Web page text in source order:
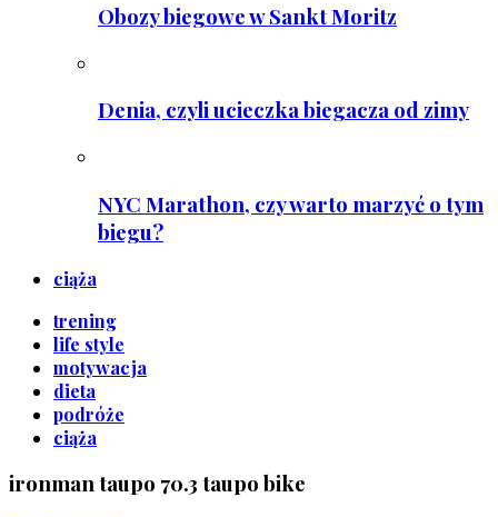
Obozy biegowe w Sankt Moritz
Denia, czyli ucieczka biegacza od zimy
NYC Marathon, czy warto marzyć o tym
biegu?
ciąża
trening
life style
motywacja
dieta
podróże
ciąża
ironman taupo 70.3 taupo bike